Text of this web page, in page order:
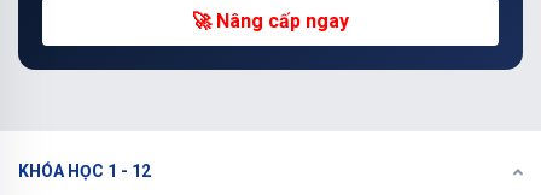
🚀 Nâng cấp ngay
KHÓA HỌC 1 - 12